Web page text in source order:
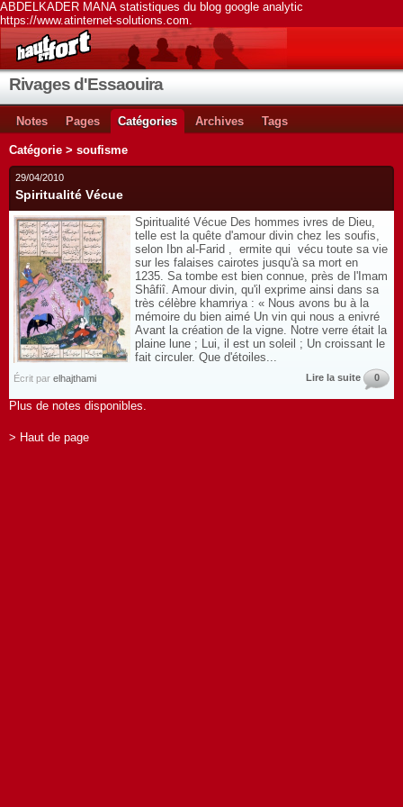
ABDELKADER MANA statistiques du blog google analytic
https://www.atinternet-solutions.com.
Rivages d'Essaouira
Notes Pages Catégories Archives Tags
Catégorie > soufisme
29/04/2010
Spiritualité Vécue
Spiritualité Vécue Des hommes ivres de Dieu,
telle est la quête d'amour divin chez les soufis,
selon Ibn al-Farid , ermite qui vécu toute sa vie
sur les falaises cairotes jusqu'à sa mort en
1235. Sa tombe est bien connue, près de l'Imam
Shâfiî. Amour divin, qu'il exprime ainsi dans sa
très célèbre khamriya : « Nous avons bu à la
mémoire du bien aimé Un vin qui nous a enivré
Avant la création de la vigne. Notre verre était la
plaine lune ; Lui, il est un soleil ; Un croissant le
fait circuler. Que d'étoiles...
Écrit par elhajthami Lire la suite 0
Plus de notes disponibles.
> Haut de page